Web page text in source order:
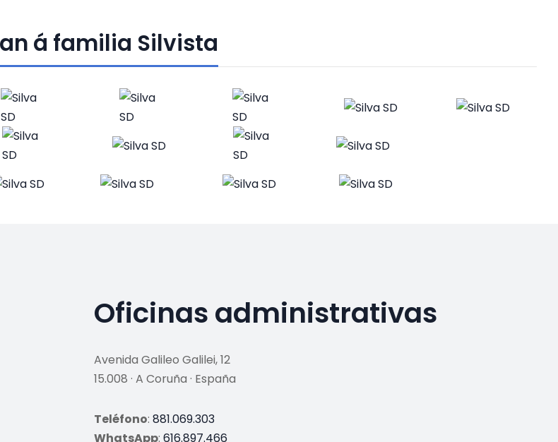
á familia Silvista
Oficinas administrativas
Avenida Galileo Galilei, 12
15.008 · A Coruña · España
Teléfono: 881.069.303
WhatsApp: 616.897.466